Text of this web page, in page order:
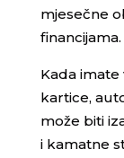
mjesečne
financijama.
Kada
kartice,
može biti
i kamatne